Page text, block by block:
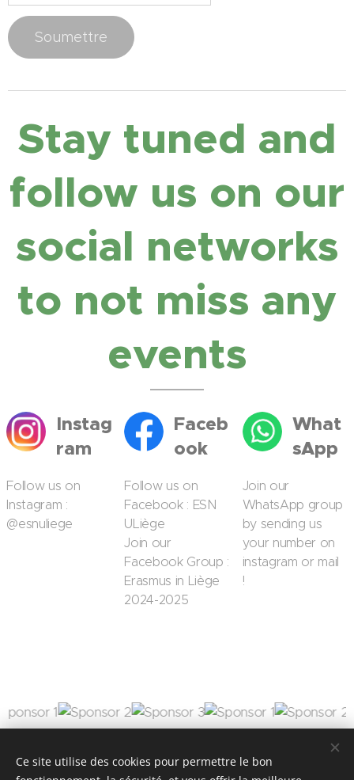
Soumettre
Stay tuned and
follow us on our
social networks
to not miss any
events
Instag
ram
Follow us on
Instagram :
@esnuliege
Faceb
ook
Follow us on
Facebook : ESN
ULiège
Join our
Facebook Group :
Erasmus in Liège
2024-2025
What
sApp
Join our
WhatsApp group
by sending us
your number on
instagram or mail
!
Ce site utilise des cookies pour permettre le bon